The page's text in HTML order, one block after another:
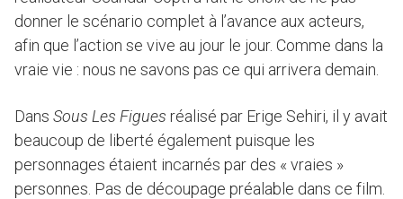
donner le scénario complet à l’avance aux acteurs,
afin que l’action se vive au jour le jour. Comme dans la
vraie vie : nous ne savons pas ce qui arrivera demain.
Dans Sous Les Figues réalisé par Erige Sehiri, il y avait
beaucoup de liberté également puisque les
personnages étaient incarnés par des « vraies »
personnes. Pas de découpage préalable dans ce film.